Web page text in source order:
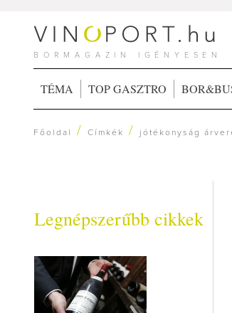
BORMAGAZIN IGÉNYESEN
TÉMA TOP GASZTRO
Főoldal /Címkék / jótékonyság
Legnépszerűbb cikkek